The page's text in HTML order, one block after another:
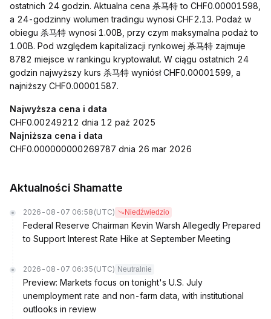
ostatnich 24 godzin. Aktualna cena 杀马特 to CHF0.00001598,
a 24-godzinny wolumen tradingu wynosi CHF2.13. Podaż w
obiegu 杀马特 wynosi 1.00B, przy czym maksymalna podaż to
1.00B. Pod względem kapitalizacji rynkowej 杀马特 zajmuje
8782 miejsce w rankingu kryptowalut. W ciągu ostatnich 24
godzin najwyższy kurs 杀马特 wyniósł CHF0.00001599, a
najniższy CHF0.00001587.
Najwyższa cena i data
CHF0.00249212 dnia 12 paź 2025
Najniższa cena i data
CHF0.000000000269787 dnia 26 mar 2026
Aktualności Shamatte
2026-08-07 06:58 (UTC) Niedźwiedzio
Federal Reserve Chairman Kevin Warsh Allegedly Prepared
to Support Interest Rate Hike at September Meeting
2026-08-07 06:35 (UTC) Neutralnie
Preview: Markets focus on tonight's U.S. July
unemployment rate and non-farm data, with institutional
outlooks in review